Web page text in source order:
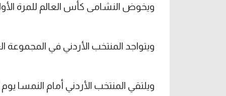
ويخوض النشامى كأس العالم للمرة
ويتواجد المنتخب الأردني في المجموعة
ويلتقي المنتخب الأردني أمام النمسا يوم الأربعاء 17 يونيو، الساعة